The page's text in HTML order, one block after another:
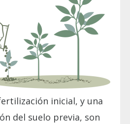
inicial, y una
del suelo previa, son